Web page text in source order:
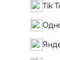
Tik